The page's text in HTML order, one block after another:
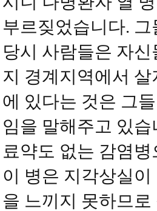
부르짖었습니다.
당시 사람들은 자
지 경계지역에서
에 있다는 것은 그
임을 말해주고 있
료약도 없는 감염
이 병은 지각상실
을 느끼지 못하므